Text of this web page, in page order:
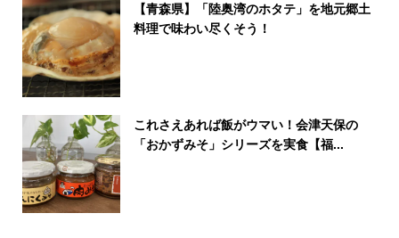
【青森県】「陸奥湾のホタテ」を地元郷土
料理で味わい尽くそう！
これさえあれば飯がウマい！会津天保の
「おかずみそ」シリーズを実食【福...